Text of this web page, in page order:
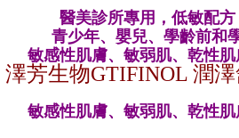
醫美診所專用，低敏配方
青少年、嬰兒、學齡前和
敏感性肌膚、敏弱肌、乾性
澤芳生物GTIFINOL 潤
敏感性肌膚、敏弱肌、乾性